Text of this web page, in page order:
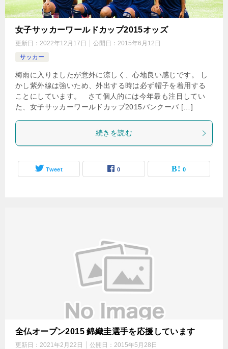
女子サッカーワールドカップ2015オッズ
更新日： 2022年12月17日 公開日： 2015年6月12日
サッカー
梅雨に入りましたが意外に涼しく、心地良い感じです。 し
かし紫外線は強いため、外出する時は必ず帽子を着用する
ことにしています。 さて個人的には今年最も注目してい
た、女子サッカーワールドカップ2015バンクーバ […]
続きを読む
Tweet 0 0
全仏オープン2015 錦織圭選手を応援しています
更新日： 2021年2月22日 公開日： 2015年5月28日